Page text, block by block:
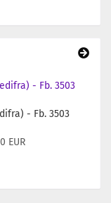
- Fb. 3503
EUR